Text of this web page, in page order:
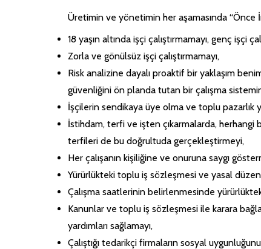
Üretimin ve yönetimin her aşamasında
18 yaşın altında işçi çalıştırmamayı, genç işçi
Zorla ve gönülsüz işçi çalıştırmamayı,
Risk analizine dayalı proaktif bir yaklaşım
güvenliğini ön planda tutan bir çalışma
İşçilerin sendikaya üye olma ve toplu pazarlık
İstihdam, terfi ve işten çıkarmalarda, herhangi
terfileri de bu doğrultuda gerçekleştirmeyi,
Her çalışanın kişiliğine ve onuruna saygı
Yürürlükteki toplu iş sözleşmesi ve yasal
Çalışma saatlerinin belirlenmesinde
Kanunlar ve toplu iş sözleşmesi ile karara
yardımları sağlamayı,
Çalıştığı tedarikçi firmaların sosyal